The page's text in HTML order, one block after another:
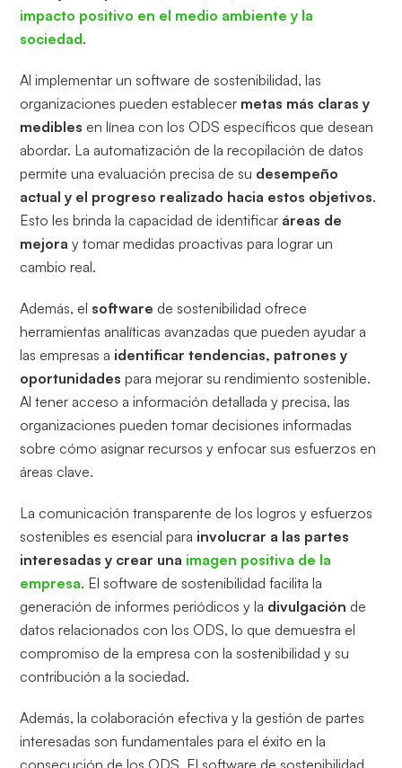
impacto positivo en el medio ambiente y la
sociedad.
Al implementar un software de sostenibilidad, las
organizaciones pueden establecer metas más claras y
medibles en línea con los ODS específicos que desean
abordar. La automatización de la recopilación de datos
permite una evaluación precisa de su desempeño
actual y el progreso realizado hacia estos objetivos.
Esto les brinda la capacidad de identificar áreas de
mejora y tomar medidas proactivas para lograr un
cambio real.
Además, el software de sostenibilidad ofrece
herramientas analíticas avanzadas que pueden ayudar a
las empresas a identificar tendencias, patrones y
oportunidades para mejorar su rendimiento sostenible.
Al tener acceso a información detallada y precisa, las
organizaciones pueden tomar decisiones informadas
sobre cómo asignar recursos y enfocar sus esfuerzos en
áreas clave.
La comunicación transparente de los logros y esfuerzos
sostenibles es esencial para involucrar a las partes
interesadas y crear una imagen positiva de la
empresa. El software de sostenibilidad facilita la
generación de informes periódicos y la divulgación de
datos relacionados con los ODS, lo que demuestra el
compromiso de la empresa con la sostenibilidad y su
contribución a la sociedad.
Además, la colaboración efectiva y la gestión de partes
interesadas son fundamentales para el éxito en la